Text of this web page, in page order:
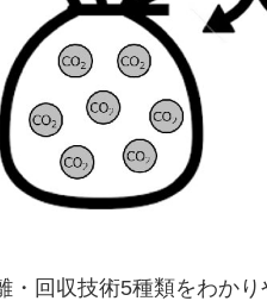
・回収技術5種類をわか